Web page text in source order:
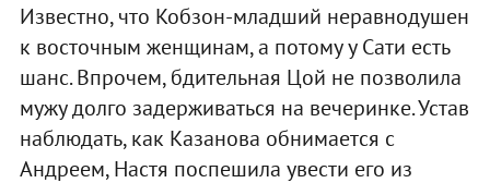
Известно, что Кобзон-младший неравнодушен
к восточным женщинам, а потому у Сати есть
шанс. Впрочем, бдительная Цой не позволила
мужу долго задерживаться на вечеринке. Устав
наблюдать, как Казанова обнимается с
Андреем, Настя поспешила увести его из